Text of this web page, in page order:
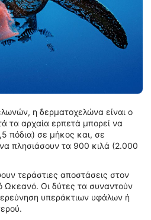
η δερματοχελώνα είναι ο
τα αρχαία ερπετά μπορεί να
πόδια) σε μήκος και, σε
πλησιάσουν τα 900 κιλά (2.000
τεράστιες αποστάσεις στον
Ωκεανό. Οι δύτες τα συναντούν
υπεράκτιων υφάλων ή